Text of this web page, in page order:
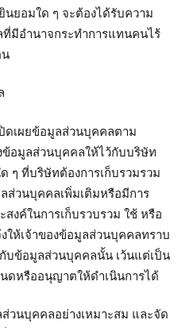
นยอมใด ๆ จะต้องได้รับความ
มีอำนาจกระทำการแทนคนไร้
น
ดเผยข้อมูลส่วนบุคคลตาม
ข้อมูลส่วนบุคคลให้ไว้กับบริษัท
ๆ ที่บริษัทต้องการเก็บรวมรวม
ส่วนบุคคลเพิ่มเติมหรือมีการ
สงค์ในการเก็บรวบรวม ใช้ หรือ
ให้เจ้าของข้อมูลส่วนบุคคลทราบ
บข้อมูลส่วนบุคคลนั้น เว้นแต่เป็น
ดหรืออนุญาตให้ดำเนินการได้
วนบุคคลอย่างเหมาะสม และจัด